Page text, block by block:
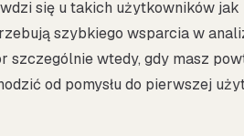
się u takich użytkowników
szybkiego wsparcia w
szczególnie wtedy, gdy masz
od pomysłu do pierwszej